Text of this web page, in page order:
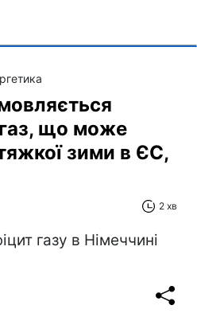
що може
зими в ЄС,
2 хв
газу в Німеччині